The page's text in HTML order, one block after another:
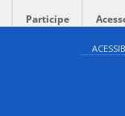
Participe